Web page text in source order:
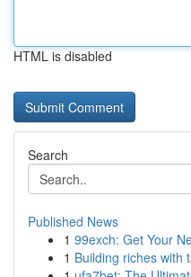
HTML is disabled
Search
Published News
1 99exch: Get Your
1 Building riches with